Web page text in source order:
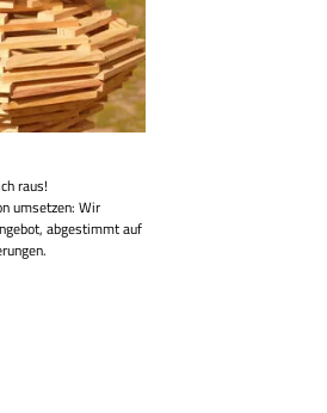
raus!
umsetzen: Wir
abgestimmt auf